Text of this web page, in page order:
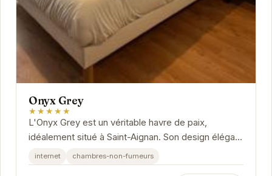
Onyx Grey
★★★★★
L'Onyx Grey est un véritable havre de paix,
idéalement situé à Saint-Aignan. Son design élégant
et moderne, combiné à un service...
internet chambres-non-fumeurs